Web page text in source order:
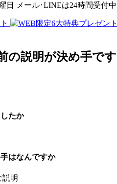
日 メール･LINEは24時間受付中
の説明が決め手で
たか
はなんですか
説明